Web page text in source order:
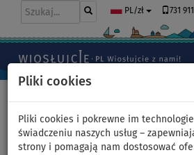
Pliki cookies
Pliki cookies i pokrewne im
świadczeniu naszych usług –
strony i pomagają nam dostosować
PL/zł 731